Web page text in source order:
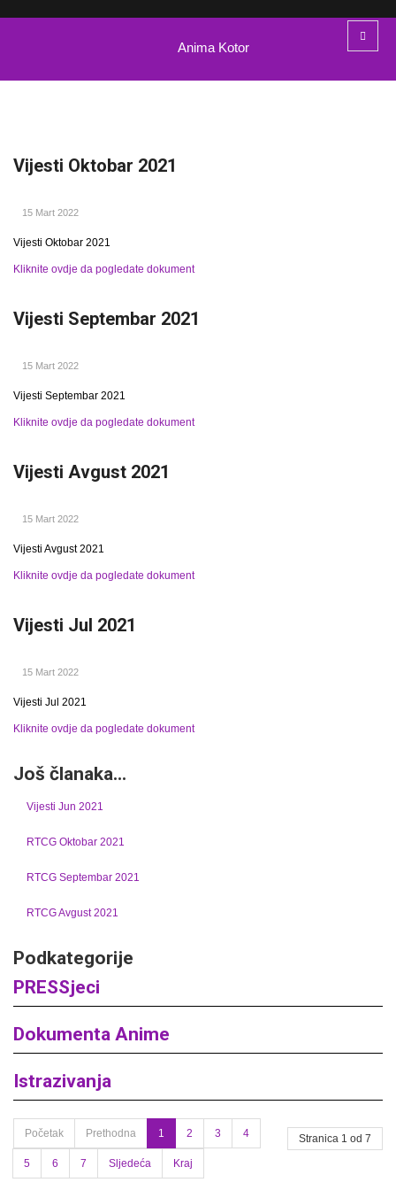
Anima Kotor
Vijesti Oktobar 2021
15 Mart 2022
Vijesti Oktobar 2021
Kliknite ovdje da pogledate dokument
Vijesti Septembar 2021
15 Mart 2022
Vijesti Septembar 2021
Kliknite ovdje da pogledate dokument
Vijesti Avgust 2021
15 Mart 2022
Vijesti Avgust 2021
Kliknite ovdje da pogledate dokument
Vijesti Jul 2021
15 Mart 2022
Vijesti Jul 2021
Kliknite ovdje da pogledate dokument
Još članaka...
Vijesti Jun 2021
RTCG Oktobar 2021
RTCG Septembar 2021
RTCG Avgust 2021
Podkategorije
PRESSjeci
Dokumenta Anime
Istrazivanja
Stranica 1 od 7
Početak Prethodna 1 2 3 4
5 6 7 Sljedeća Kraj